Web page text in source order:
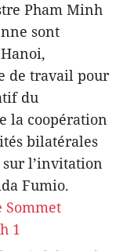
Pham Minh
sont
de travail pour
du
la coopération
bilatérales
sur l’invitation
Fumio.